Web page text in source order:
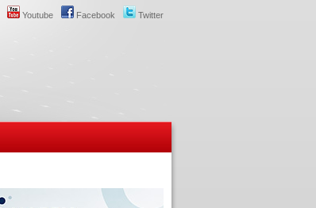
Twitter
Facebook
Youtube